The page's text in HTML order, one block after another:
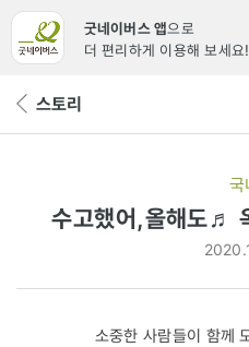
굿네이버스 앱으로
더 편리하게 이용해 보세요!
뒤 스토리
국
수고했어,올해도♬
소중한 사람들이 함께